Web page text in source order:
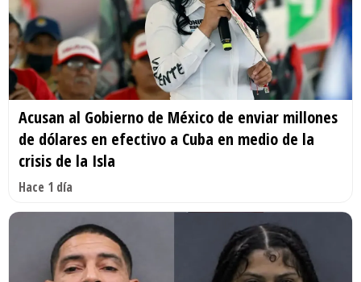
Acusan al Gobierno de México de enviar millones
de dólares en efectivo a Cuba en medio de la
crisis de la Isla
Hace 1 día